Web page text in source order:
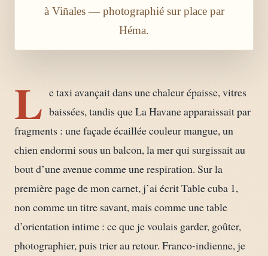
à Viñales — photographié sur place par
Héma.
L e taxi avançait dans une chaleur épaisse, vitres
baissées, tandis que La Havane apparaissait par
fragments : une façade écaillée couleur mangue, un
chien endormi sous un balcon, la mer qui surgissait au
bout d’une avenue comme une respiration. Sur la
première page de mon carnet, j’ai écrit Table cuba 1,
non comme un titre savant, mais comme une table
d’orientation intime : ce que je voulais garder, goûter,
photographier, puis trier au retour. Franco-indienne, je